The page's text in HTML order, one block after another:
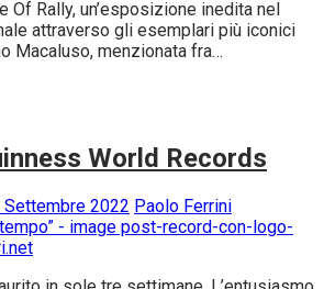
Of Rally, un’esposizione inedita nel
attraverso gli esemplari più iconici
Macaluso, menzionata fra…
World Records
Settembre 2022 Paolo Ferrini